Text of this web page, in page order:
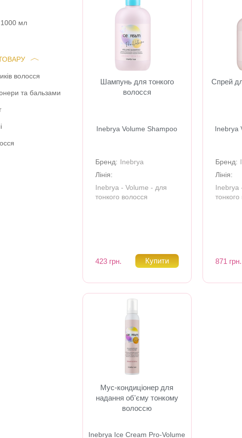
мл
волосся
та бальзами
Шампунь для тонкого
волосся
Inebrya Volume Shampoo
Бренд: Inebrya
Лінія:
Inebrya - Volume - для
тонкого волосся
423 грн.
Спрей
Inebrya
Бренд:
Лінія:
Inebrya
871 грн.
Мус-кондиціонер для
надання об'єму тонкому
волоссю
Inebrya Ice Cream Pro-Volume